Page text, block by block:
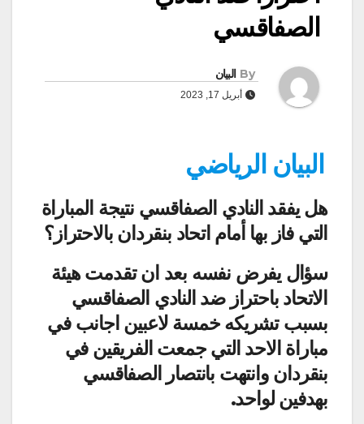
الصفاقسي
By البيان
أبريل 17, 2023
البيان الرياضي
هل يفقد النادي الصفاقسي نتيجة المباراة
التي فاز بها أمام اتحاد بنقردان بالاحتراز؟
سؤال يفرض نفسه بعد ان تقدمت هيئة
الاتحاد باحتراز ضد النادي الصفاقسي
بسبب تشريكه خمسة لاعبين اجانب في
مباراة الاحد التي جمعت الفريقين في
بنقردان وانتهت بانتصار الصفاقسي
بهدفين لواحد.